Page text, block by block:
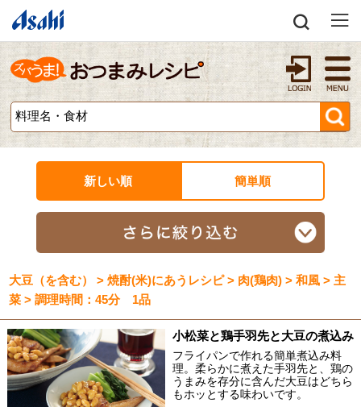
新しい順 簡単順
大豆（を含む） > 焼酎(米)にあうレシピ > 肉(鶏肉) > 和風 > 主
菜 > 調理時間：45分 1品
小松菜と鶏手羽先と大豆の煮込み
フライパンで作れる簡単煮込み料
理。柔らかに煮えた手羽先と、鶏の
うまみを存分に含んだ大豆はどちら
もホッとする味わいです。